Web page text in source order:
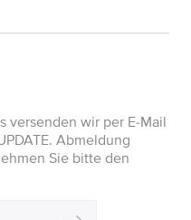
versenden wir per E-Mail
Abmeldung
Sie bitte den